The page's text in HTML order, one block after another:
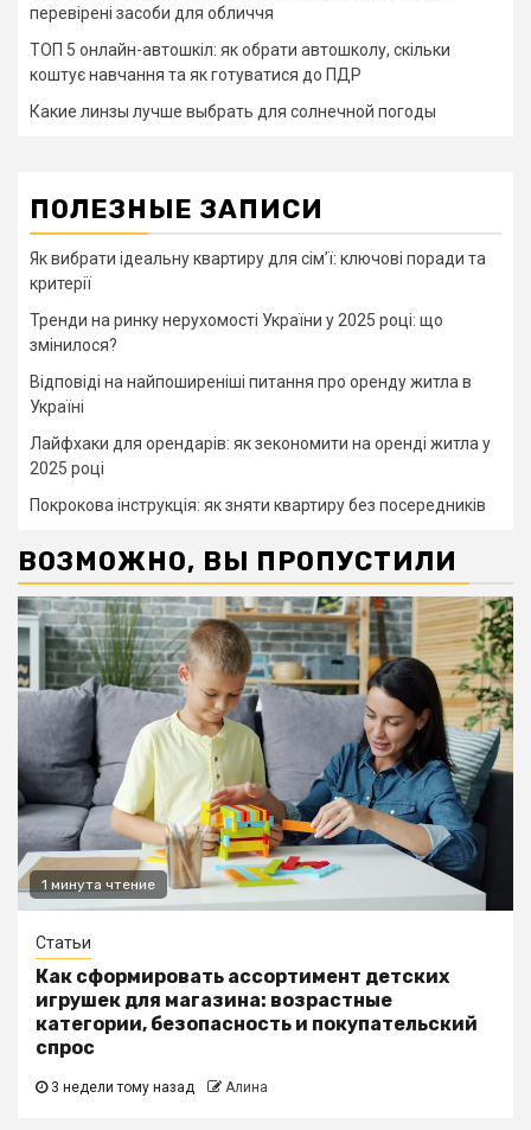
перевірені засоби для обличчя
ТОП 5 онлайн-автошкіл: як обрати автошколу, скільки
коштує навчання та як готуватися до ПДР
Какие линзы лучше выбрать для солнечной погоды
ПОЛЕЗНЫЕ ЗАПИСИ
Як вибрати ідеальну квартиру для сім’ї: ключові поради та
критерії
Тренди на ринку нерухомості України у 2025 році: що
змінилося?
Відповіді на найпоширеніші питання про оренду житла в
Україні
Лайфхаки для орендарів: як зекономити на оренді житла у
2025 році
Покрокова інструкція: як зняти квартиру без посередників
ВОЗМОЖНО, ВЫ ПРОПУСТИЛИ
1 минута чтение
Статьи
Как сформировать ассортимент детских
игрушек для магазина: возрастные
категории, безопасность и покупательский
спрос
3 недели тому назад Алина